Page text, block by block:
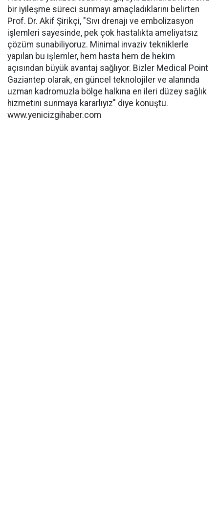
bir iyileşme süreci sunmayı amaçladıklarını belirten
Prof. Dr. Akif Şirikçi, "Sıvı drenajı ve embolizasyon
işlemleri sayesinde, pek çok hastalıkta ameliyatsız
çözüm sunabiliyoruz. Minimal invaziv tekniklerle
yapılan bu işlemler, hem hasta hem de hekim
açısından büyük avantaj sağlıyor. Bizler Medical Point
Gaziantep olarak, en güncel teknolojiler ve alanında
uzman kadromuzla bölge halkına en ileri düzey sağlık
hizmetini sunmaya kararlıyız" diye konuştu.
www.yenicizgihaber.com